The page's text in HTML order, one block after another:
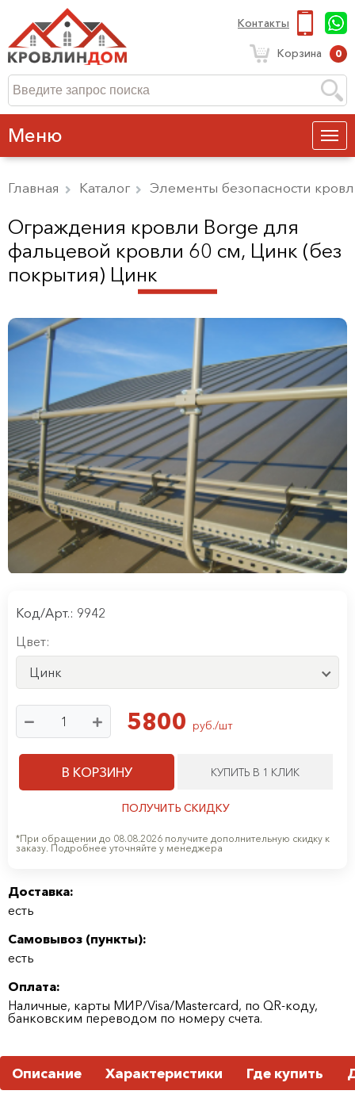
Контакты
Корзина 0
Меню
Главная Каталог Элементы безопасности
Ограждения кровли Borge для
фальцевой кровли 60 см, Цинк (без
покрытия) Цинк
Код/Арт.: 9942
Цвет:
Цинк
5800 руб./шт
В КОРЗИНУ КУПИТЬ В 1 КЛИК
ПОЛУЧИТЬ СКИДКУ
*При обращении до 08.08.2026 получите дополнительную скидку к
заказу. Подробнее уточняйте у менеджера
Доставка:
есть
Самовывоз (пункты):
есть
Оплата:
Наличные, карты МИР/Visa/Mastercard, по QR-коду,
банковским переводом по номеру счета.
Описание Характеристики Где купить